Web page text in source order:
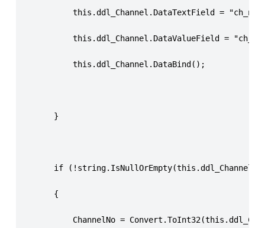
this.ddl_Channel.DataTextField =
this.ddl_Channel.DataValueField =
            this.ddl_Channel.DataBind();
        }
if
        {
ChannelNo =